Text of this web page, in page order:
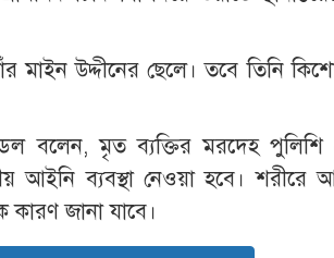
উদ্দীনের ছেলে। তবে তিনি
বলেন, মৃত ব্যক্তির মরদেহ পুলিশি
ব্যবস্থা নেওয়া হবে। শরীরে
জানা যাবে।